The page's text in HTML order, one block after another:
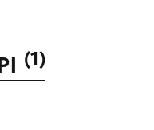
(1)